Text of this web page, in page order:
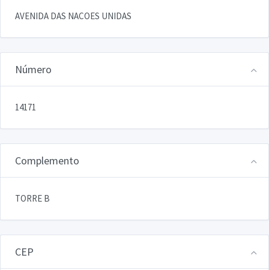
AVENIDA DAS NACOES UNIDAS
Número
14171
Complemento
TORRE B
CEP